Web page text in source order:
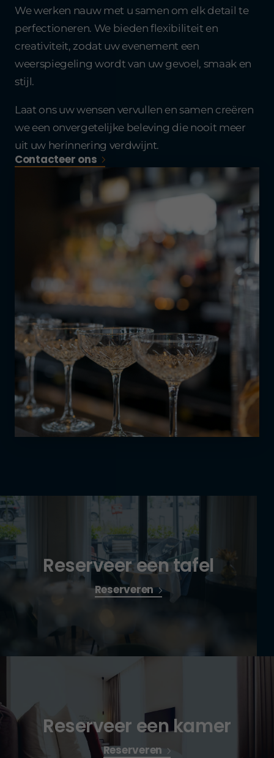
We werken nauw met u samen om elk detail te
perfectioneren. We bieden flexibiliteit en
creativiteit, zodat uw evenement een
weerspiegeling wordt van uw gevoel, smaak en
stijl.
Laat ons uw wensen vervullen en samen creëren
we een onvergetelijke beleving die nooit meer
uit uw herinnering verdwijnt.
Contacteer ons
Reserveer een tafel
Reserveren
Reserveer een kamer
Reserveren